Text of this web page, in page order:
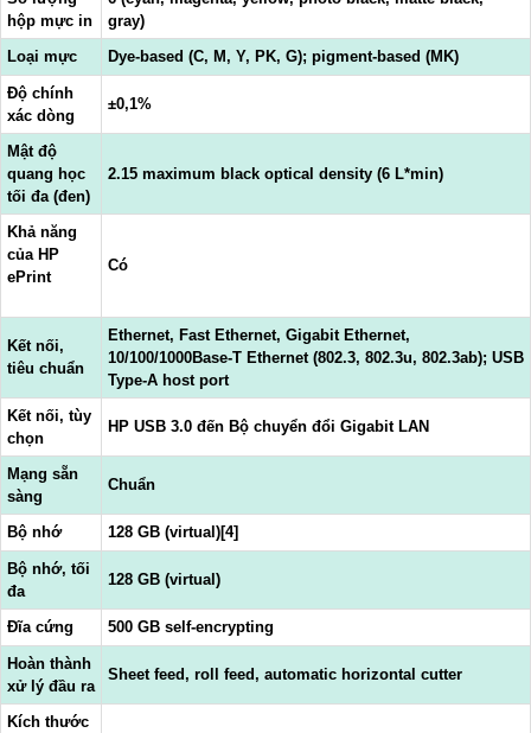
hộp mực in
gray)
Loại mực
Dye-based (C, M, Y, PK, G); pigment-based (MK)
Độ chính
xác dòng
±0,1%
Mật độ
quang học
tối đa (đen)
2.15 maximum black optical density (6 L*min)
Khả năng
của HP
ePrint
Có
Kết nối,
tiêu chuẩn
Ethernet, Fast Ethernet, Gigabit Ethernet,
10/100/1000Base-T Ethernet (802.3, 802.3u, 802.3ab); USB
Type-A host port
Kết nối, tùy
chọn
HP USB 3.0 đến Bộ chuyển đổi Gigabit LAN
Mạng sẵn
sàng
Chuẩn
Bộ nhớ 128 GB (virtual)[4]
Bộ nhớ, tối
đa
128 GB (virtual)
Đĩa cứng 500 GB self-encrypting
Hoàn thành
xử lý đầu ra
Sheet feed, roll feed, automatic horizontal cutter
Kích thước